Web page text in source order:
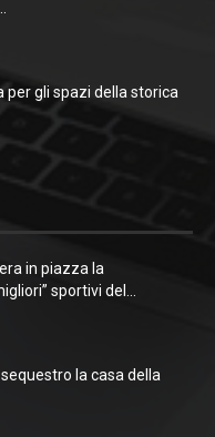
per gli spazi della storica
in piazza la
sportivi del...
la casa della